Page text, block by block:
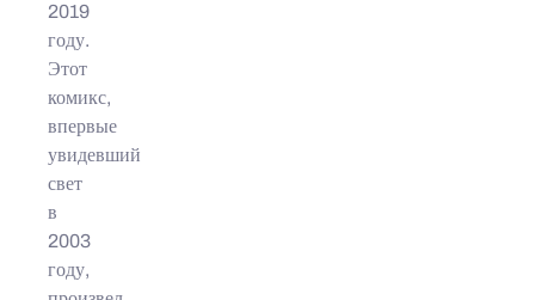
2019
году.
Этот
комикс,
впервые
увидевший
свет
в
2003
году,